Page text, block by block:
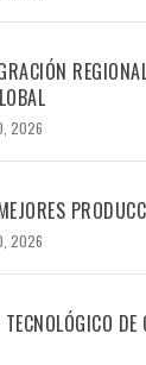
2026
2026